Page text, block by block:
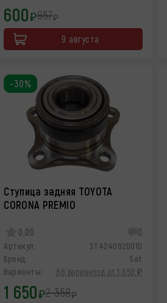
600₽857₽
9 августа
Ступица задняя TOYOTA
CORONA PREMIO
0,00 0
Артикул:
ST4240920010
Бренд:
Sat
Варианты:
88 вариантов от 1 650 ₽
1 650₽2 358₽
-30%